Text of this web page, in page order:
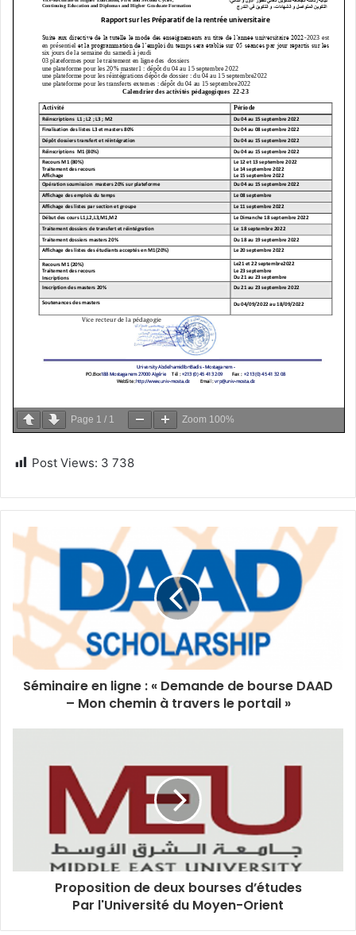
Page 1 / 1 Zoom 100%
Post Views: 3 738
Séminaire en ligne : « Demande de bourse DAAD
– Mon chemin à travers le portail »
Proposition de deux bourses d’études
Par l'Université du Moyen-Orient